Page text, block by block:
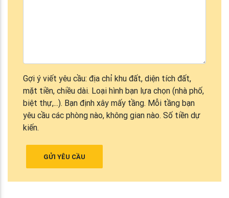
Gợi ý viết yêu cầu: địa chỉ khu đất, diện tích đất,
mặt tiền, chiều dài. Loại hình bạn lựa chọn (nhà phố,
biệt thự,...). Bạn định xây mấy tầng. Mỗi tầng bạn
yêu cầu các phòng nào, không gian nào. Số tiền dự
kiến.
GỬI YÊU CẦU